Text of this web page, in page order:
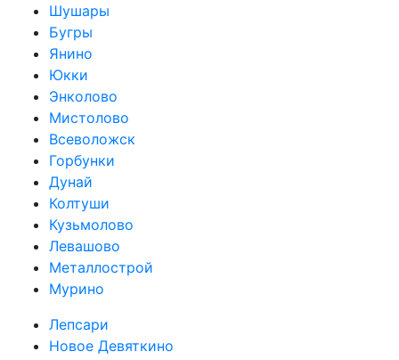
Шушары
Бугры
Янино
Юкки
Энколово
Мистолово
Всеволожск
Горбунки
Дунай
Колтуши
Кузьмолово
Левашово
Металлострой
Мурино
Лепсари
Новое Девяткино